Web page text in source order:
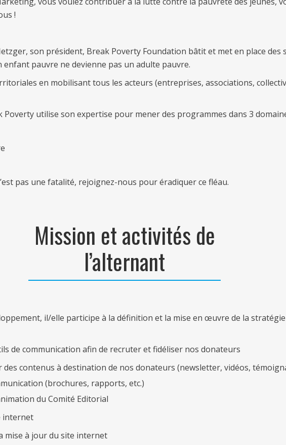
!
son président, Break Poverty Foundation bâtit et met en place
pauvre ne devienne pas un adulte pauvre.
en mobilisant tous les acteurs (entreprises, associations,
utilise son expertise pour mener des programmes dans 3
pas une fatalité, rejoignez-nous pour éradiquer ce fléau.
Mission et activités de
l’alternant
il/elle participe à la définition et la mise en œuvre de la
de communication afin de recruter et fidéliser nos donateurs
des contenus à destination de nos donateurs (newsletter, vidéos,
(brochures, rapports, etc.)
du Comité Editorial
internet
mise à jour du site internet